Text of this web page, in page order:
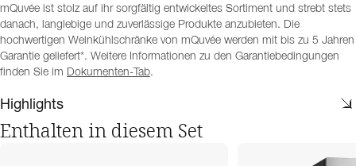
mQuvée ist stolz auf ihr sorgfältig entwickeltes Sortiment und strebt stets
danach, langlebige und zuverlässige Produkte anzubieten. Die
hochwertigen Weinkühlschränke von mQuvée werden mit bis zu 5 Jahren
Garantie geliefert*. Weitere Informationen zu den Garantiebedingungen
finden Sie im Dokumenten-Tab.
Highlights
Enthalten in diesem Set